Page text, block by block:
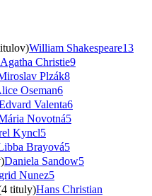
William Shakespeare13
Agatha Christie9
Plzák8
Oseman6
Valenta6
Novotná5
Kyncl5
Brayová5
Daniela Sandow5
Nunez5
tituly)Hans Christian